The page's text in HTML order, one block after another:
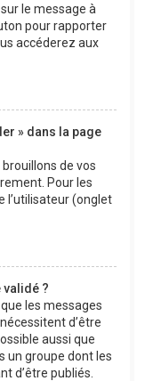
le message à
pour rapporter
accéderez aux
» dans la page
de vos
Pour les
l’utilisateur (onglet
?
les messages
d’être
aussi que
un groupe dont les
d’être publiés.